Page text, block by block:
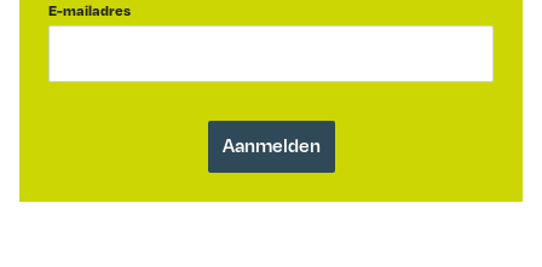
E-mailadres